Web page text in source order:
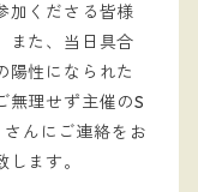
加くださる皆様
また、当日具合
陽性になられた
無理せず主催のS
んにご連絡をお
ます。